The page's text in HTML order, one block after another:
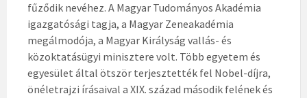
fűződik nevéhez. A Magyar Tudományos Akadémia
igazgatósági tagja, a Magyar Zeneakadémia
megálmodója, a Magyar Királyság vallás- és
közoktatásügyi minisztere volt. Több egyetem és
egyesület által ötször terjesztették fel Nobel-díjra,
önéletrajzi írásaival a XIX. század második felének és